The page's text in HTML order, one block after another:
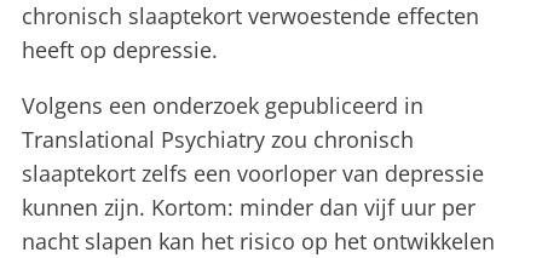
chronisch slaaptekort verwoestende effecten
heeft op depressie.
Volgens een onderzoek gepubliceerd in
Translational Psychiatry zou chronisch
slaaptekort zelfs een voorloper van depressie
kunnen zijn. Kortom: minder dan vijf uur per
nacht slapen kan het risico op het ontwikkelen